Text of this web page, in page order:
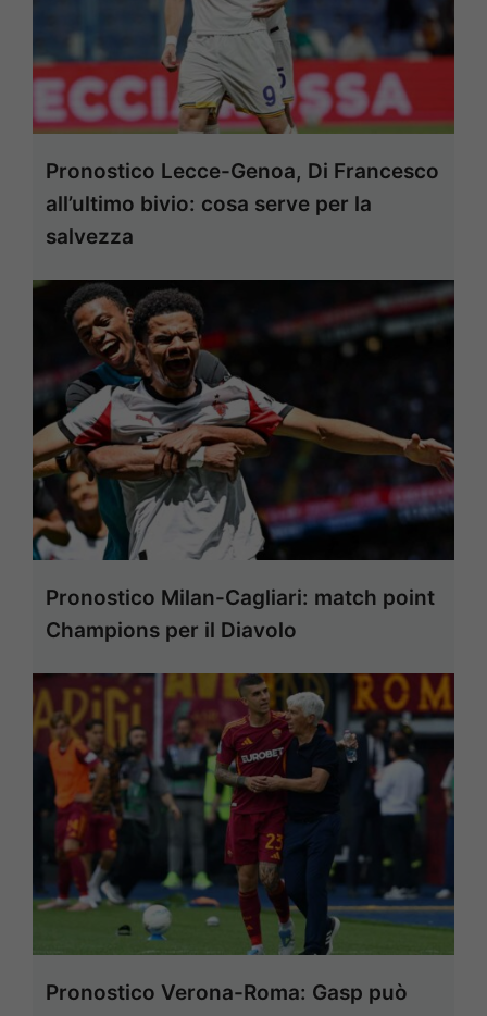
Pronostico Lecce-Genoa, Di Francesco
all’ultimo bivio: cosa serve per la
salvezza
Pronostico Milan-Cagliari: match point
Champions per il Diavolo
Pronostico Verona-Roma: Gasp può